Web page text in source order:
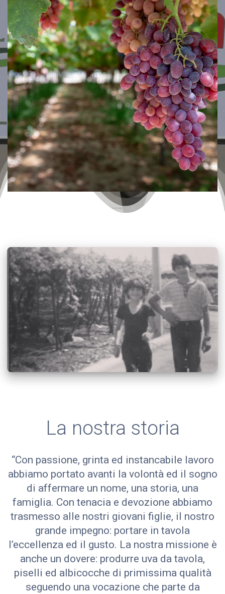
La nostra storia
“Con passione, grinta ed instancabile lavoro
abbiamo portato avanti la volontà ed il sogno
di affermare un nome, una storia, una
famiglia. Con tenacia e devozione abbiamo
trasmesso alle nostri giovani figlie, il nostro
grande impegno: portare in tavola
l’eccellenza ed il gusto. La nostra missione è
anche un dovere: produrre uva da tavola,
piselli ed albicocche di primissima qualità
seguendo una vocazione che parte da